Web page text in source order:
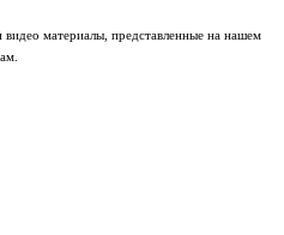
материалы, представленные на нашем